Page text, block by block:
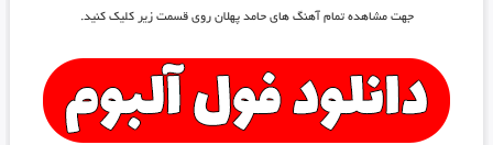
جهت مشاهده تمام آهنگ های حامد پهلان روی قسمت زیر کلیک کنید.